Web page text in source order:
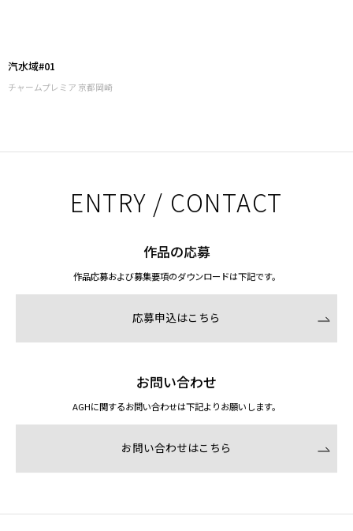
汽水域#01
チャームプレミア 京都岡崎
ENTRY / CONTACT
作品の応募
作品応募および募集要項のダウンロードは下記です。
応募申込はこちら
お問い合わせ
AGHに関するお問い合わせは下記よりお願いします。
お問い合わせはこちら